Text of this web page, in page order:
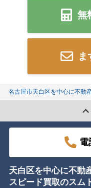
無
ま
名古屋市天白区を中心に不動
電
天白区を中心に不動
スピード買取のスム